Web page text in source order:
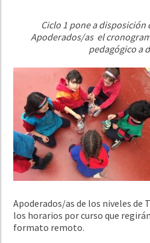
Ciclo 1 pone a disposición
Apoderados/as el
pedagógico a
Apoderados/as de los niveles de
los horarios por curso que
formato remoto.